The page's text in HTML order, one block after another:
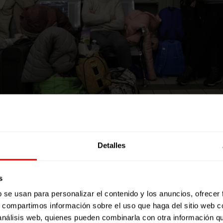
Detalles
usan para personalizar el contenido y los anuncios,
información sobre el uso que haga del sitio web
web, quienes pueden combinarla con otra información
se convierta en la normalidad, situaciones
Estudios Sobre Conflictos y Acción Humanitaria): «
Nos
en un planeta sometido a riesgos y amenazas,
elemento fundamental, brechas que además van
Peacebuilding Resource Center), una organización
cuando finalmente explotan,denuncia los